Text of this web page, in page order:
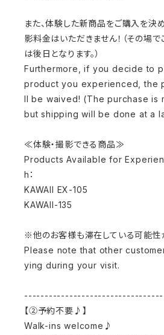
また、体験した新商品をご購入を決
影料金はいただきません！（その場
は後日となります。）
Furthermore, if you decide to
product you experienced, the
ll be waived! (The purchase is
but shipping will be done at a
≪体験・撮影できる商品≫
Products Available for
h：
KAWAII EX-105
KAWAII-135
※他のお客様も滞在している可能性
Please note that other
ying during your visit.
【②予約不要♪】
Walk-ins welcome♪